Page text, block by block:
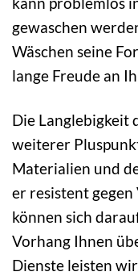
gewaschen
Wäschen seine
lange Freude an
Die Langlebigkeit
weiterer
Materialien und
er resistent
können sich
Vorhang Ihnen
Dienste leisten